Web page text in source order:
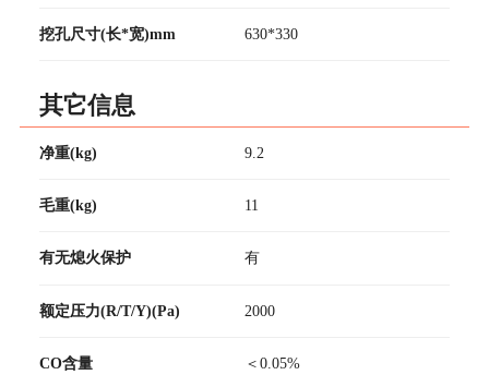
挖孔尺寸(长*宽)mm 630*330
其它信息
净重(kg) 9.2
毛重(kg) 11
有无熄火保护 有
额定压力(R/T/Y)(Pa) 2000
CO含量 ＜0.05%